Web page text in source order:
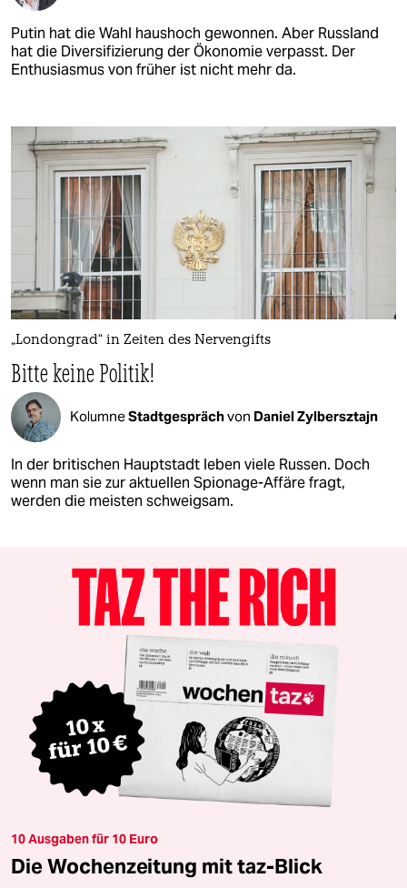
Putin hat die Wahl haushoch gewonnen. Aber Russland
hat die Diversifizierung der Ökonomie verpasst. Der
Enthusiasmus von früher ist nicht mehr da.
„Londongrad“ in Zeiten des Nervengifts
Bitte keine Politik!
KolumneStadtgesprächvon Daniel Zylbersztajn
In der britischen Hauptstadt leben viele Russen. Doch
wenn man sie zur aktuellen Spionage-Affäre fragt,
werden die meisten schweigsam.
10 Ausgaben für 10 Euro
Die Wochenzeitung mit taz-Blick